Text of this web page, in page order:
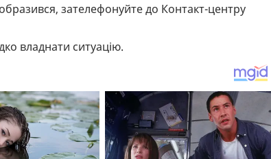
зателефонуйте до Контакт-центру
владнати ситуацію.